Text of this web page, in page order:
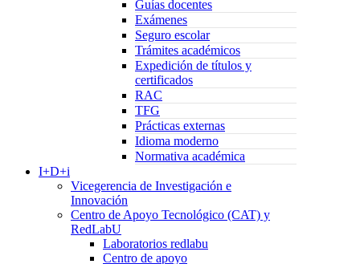
Guías docentes
Exámenes
Seguro escolar
Trámites académicos
Expedición de títulos y
certificados
RAC
TFG
Prácticas externas
Idioma moderno
Normativa académica
I+D+i
Vicegerencia de Investigación e
Innovación
Centro de Apoyo Tecnológico (CAT) y
RedLabU
Laboratorios redlabu
Centro de apoyo